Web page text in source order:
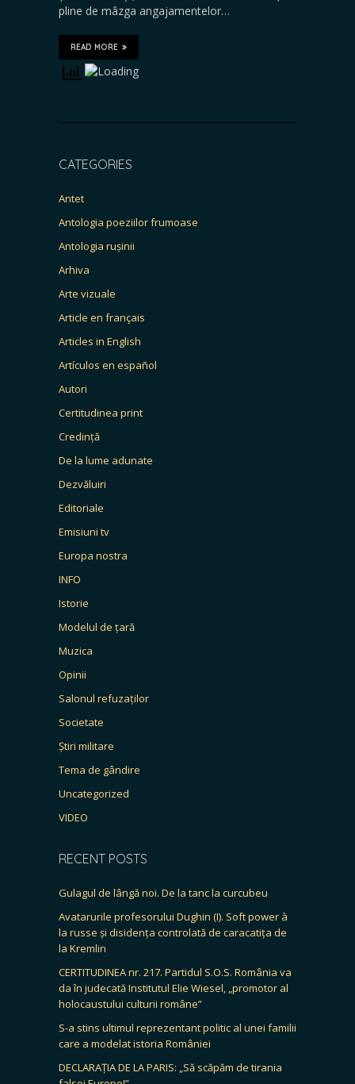
pline de mâzga angajamentelor…
READ MORE
CATEGORIES
Antet
Antologia poeziilor frumoase
Antologia rușinii
Arhiva
Arte vizuale
Article en français
Articles in English
Artículos en español
Autori
Certitudinea print
Credință
De la lume adunate
Dezvăluiri
Editoriale
Emisiuni tv
Europa nostra
INFO
Istorie
Modelul de țară
Muzica
Opinii
Salonul refuzaților
Societate
Știri militare
Tema de gândire
Uncategorized
VIDEO
RECENT POSTS
Gulagul de lângă noi. De la tanc la curcubeu
Avatarurile profesorului Dughin (I). Soft power à
la russe și disidența controlată de caracatița de
la Kremlin
CERTITUDINEA nr. 217. Partidul S.O.S. România va
da în judecată Institutul Elie Wiesel, „promotor al
holocaustului culturii române”
S-a stins ultimul reprezentant politic al unei familii
care a modelat istoria României
DECLARAȚIA DE LA PARIS: „Să scăpăm de tirania